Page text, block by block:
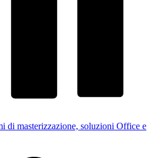
di masterizzazione, soluzioni Office e